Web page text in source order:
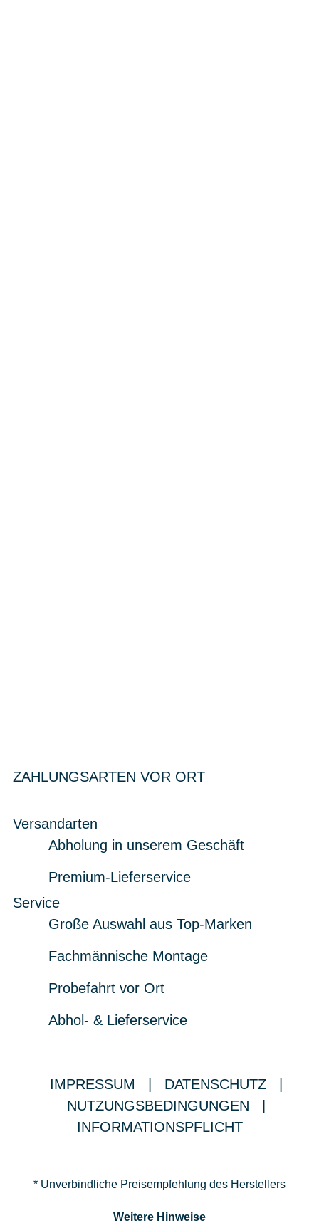
ZAHLUNGSARTEN VOR ORT
Versandarten
Abholung in unserem Geschäft
Premium-Lieferservice
Service
Große Auswahl aus Top-Marken
Fachmännische Montage
Probefahrt vor Ort
Abhol- & Lieferservice
IMPRESSUM DATENSCHUTZ
NUTZUNGSBEDINGUNGEN
INFORMATIONSPFLICHT
* Unverbindliche Preisempfehlung des Herstellers
Weitere Hinweise